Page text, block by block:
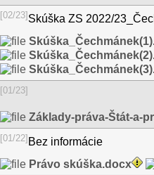
[02/23] Skúška ZS 2022/
[01/23]
Základy-práva-Štát-a-
[01/22] Bez informácie
Právo skúška.docx